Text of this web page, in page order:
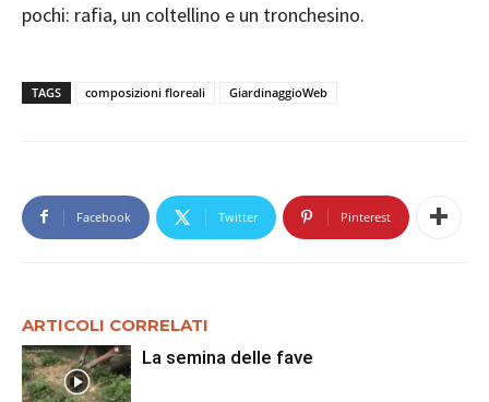
pochi: rafia, un coltellino e un tronchesino.
TAGS composizioni floreali GiardinaggioWeb
Facebook Twitter Pinterest
ARTICOLI CORRELATI
La semina delle fave